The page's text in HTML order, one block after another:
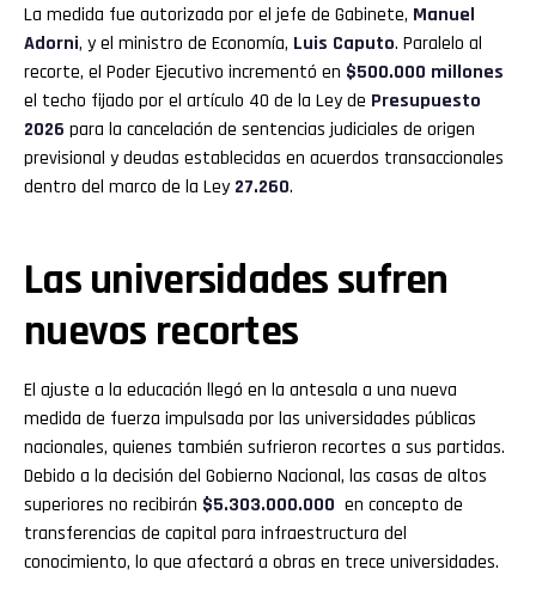
La medida fue autorizada por el jefe de Gabinete, Manuel
Adorni, y el ministro de Economía, Luis Caputo. Paralelo al
recorte, el Poder Ejecutivo incrementó en $500.000 millones
el techo fijado por el artículo 40 de la Ley de Presupuesto
2026 para la cancelación de sentencias judiciales de origen
previsional y deudas establecidas en acuerdos transaccionales
dentro del marco de la Ley 27.260.
Las universidades sufren
nuevos recortes
El ajuste a la educación llegó en la antesala a una nueva
medida de fuerza impulsada por las universidades públicas
nacionales, quienes también sufrieron recortes a sus partidas.
Debido a la decisión del Gobierno Nacional, las casas de altos
superiores no recibirán $5.303.000.000 en concepto de
transferencias de capital para infraestructura del
conocimiento, lo que afectará a obras en trece universidades.